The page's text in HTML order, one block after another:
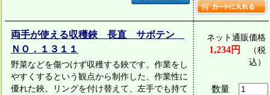
両手が使える収穫鋏 長直 サボテン
ＮＯ．１３１１
野菜などを傷つけず収穫する鋏です。作業をし
やすくするという観点から制作した、作業性に
優れた鋏。リングを付け替えて、左手でも持て
ネット通販価格
1,234円
（税
込）
数量